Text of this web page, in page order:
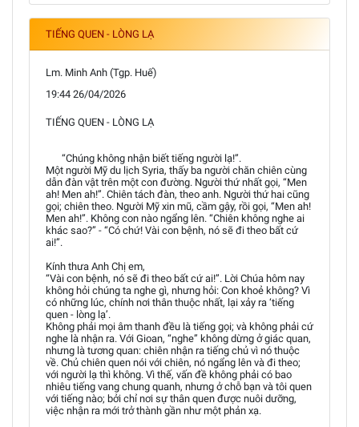
TIẾNG QUEN - LÒNG LẠ
Lm. Minh Anh (Tgp. Huế)
19:44 26/04/2026
TIẾNG QUEN - LÒNG LẠ
“Chúng không nhận biết tiếng người lạ!”.
Một người Mỹ du lịch Syria, thấy ba người chăn chiên cùng
dẫn đàn vật trên một con đường. Người thứ nhất gọi, “Men
ah! Men ah!”. Chiên tách đàn, theo anh. Người thứ hai cũng
gọi; chiên theo. Người Mỹ xin mũ, cầm gậy, rồi gọi, “Men ah!
Men ah!”. Không con nào ngẩng lên. “Chiên không nghe ai
khác sao?” - “Có chứ! Vài con bệnh, nó sẽ đi theo bất cứ
ai!”.
Kính thưa Anh Chị em,
“Vài con bệnh, nó sẽ đi theo bất cứ ai!”. Lời Chúa hôm nay
không hỏi chúng ta nghe gì, nhưng hỏi: Con khoẻ không? Vì
có những lúc, chính nơi thân thuộc nhất, lại xảy ra ‘tiếng
quen - lòng lạ’.
Không phải mọi âm thanh đều là tiếng gọi; và không phải cứ
nghe là nhận ra. Với Gioan, “nghe” không dừng ở giác quan,
nhưng là tương quan: chiên nhận ra tiếng chủ vì nó thuộc
về. Chủ chiên quen nói với chiên, nó ngẩng lên và đi theo;
với người lạ thì không. Vì thế, vấn đề không phải có bao
nhiêu tiếng vang chung quanh, nhưng ở chỗ bạn và tôi quen
với tiếng nào; bởi chỉ nơi sự thân quen được nuôi dưỡng,
việc nhận ra mới trở thành gần như một phản xạ.